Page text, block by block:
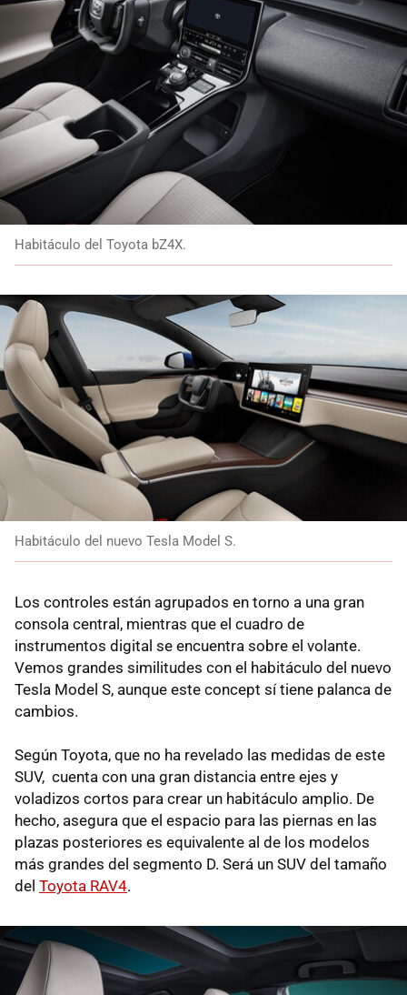
Habitáculo del Toyota bZ4X.
Habitáculo del nuevo Tesla Model S.
Los controles están agrupados en torno a una gran
consola central, mientras que el cuadro de
instrumentos digital se encuentra sobre el volante.
Vemos grandes similitudes con el habitáculo del nuevo
Tesla Model S, aunque este concept sí tiene palanca de
cambios.
Según Toyota, que no ha revelado las medidas de este
SUV, cuenta con una gran distancia entre ejes y
voladizos cortos para crear un habitáculo amplio. De
hecho, asegura que el espacio para las piernas en las
plazas posteriores es equivalente al de los modelos
más grandes del segmento D. Será un SUV del tamaño
del Toyota RAV4.